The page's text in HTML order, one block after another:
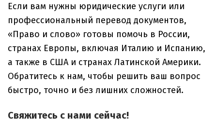
Если вам нужны юридические услуги или
профессиональный перевод документов,
«Право и слово» готовы помочь в России,
странах Европы, включая Италию и Испанию,
а также в США и странах Латинской Америки.
Обратитесь к нам, чтобы решить ваш вопрос
быстро, точно и без лишних сложностей.
Свяжитесь с нами сейчас!